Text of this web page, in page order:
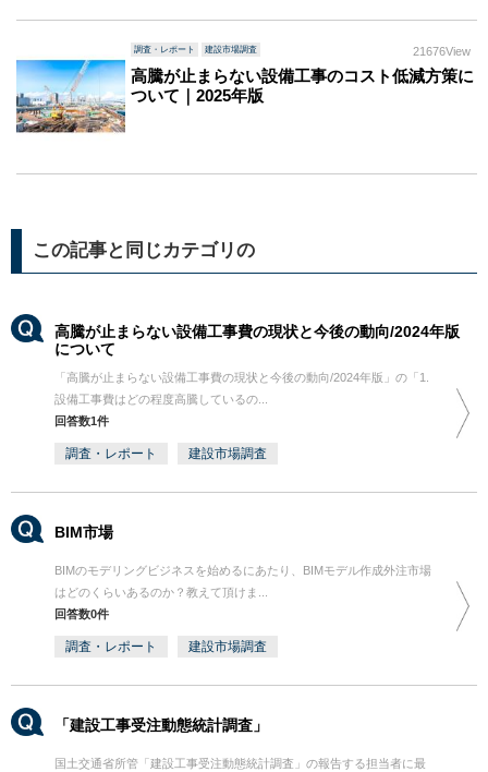
調査・レポート 建設市場調査 21676View
高騰が止まらない設備工事のコスト低減方策に
ついて｜2025年版
この記事と同じカテゴリの
高騰が止まらない設備工事費の現状と今後の動向/2024年版
について
「高騰が止まらない設備工事費の現状と今後の動向/2024年版」の「1.
設備工事費はどの程度高騰しているの...
回答数1件
調査・レポート 建設市場調査
BIM市場
BIMのモデリングビジネスを始めるにあたり、BIMモデル作成外注市場
はどのくらいあるのか？教えて頂けま...
回答数0件
調査・レポート 建設市場調査
「建設工事受注動態統計調査」
国土交通省所管「建設工事受注動態統計調査」の報告する担当者に最